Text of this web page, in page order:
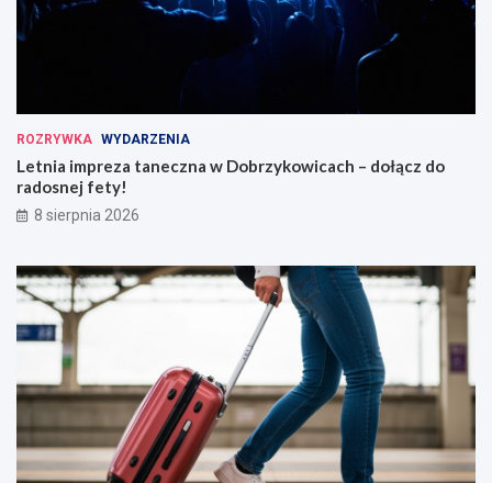
ROZRYWKA WYDARZENIA
Letnia impreza taneczna w Dobrzykowicach – dołącz do
radosnej fety!
8 sierpnia 2026